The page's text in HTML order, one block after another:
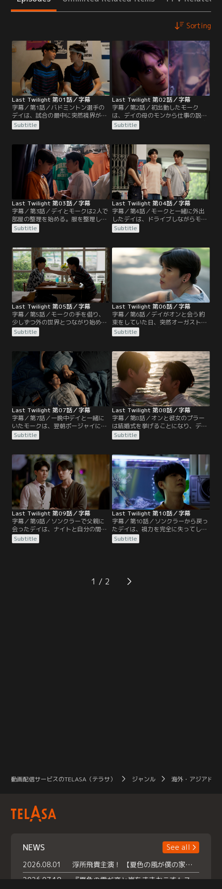
Sorting
Last Twilight 第01話／字幕
字幕／第1話／バドミントン選手の
デイは、試合の最中に突然視界が曇
り、試合を続行できなくなる。その
試合の配信を見ていた修理工のモー
る。やがて釈放されたモークは職探
しをするが、前科があるためうまく
いかない。そんなある日、エアコン
掃除のバイト中に求職面接の列に並
ぶ人たちを見かけて…。
Subtitle
Last Twilight 第02話／字幕
字幕／第2話／初出勤したモーク
は、デイの母のモンから仕事の説明
を受ける。あまりに単純な仕事内容
に拍子抜けするモーク。1階に下り
モークは、デイの部屋の中を見回
す。モークがそこで目にしたの
は…。デイの相談役として協会から
派遣されたオンは、デイの家の玄関
で偶然モークと鉢合わせる。
Subtitle
Last Twilight 第03話／字幕
字幕／第3話／デイとモークは2人で
部屋の整理を始める。服を整理して
いたところ、デイの懐かしい思い出
の品を発見する。デイの兄のナイト
れなかったことをモンに報告する。
モンはデイに大学に行って手続きす
るよう促すが…。モークの友達のポ
ージャイは、モークの前で彼氏のゲ
ンといちゃつく。
Subtitle
Last Twilight 第04話／字幕
字幕／第4話／モークと一緒に外出
したデイは、ドライブしながらモー
クの好きな曲を聴いて盛り上がる。
ポージャイの働く店に来たデイは、
ャイと話す。店を出たデイとモーク
は、店の入り口でデイの友達のジー
にばったり会う。デイが留学中だと
思っていたジーは、連絡をよこさな
くなったデイを責める。
Subtitle
Last Twilight 第05話／字幕
字幕／第5話／モークの手を借り、
少しずつ外の世界とつながり始めた
デイ。そんなデイにモークは久々に
SNSに何か投稿することを勧める。
する試合を見に来たデイとモーク。
モークは試合の様子をデイに実況し
て伝えようと張り切るが…。試合
後、ジーと話していたデイは背後か
ら誰かに名前を呼ばれる。
Subtitle
Last Twilight 第06話／字幕
字幕／第6話／デイがオンと会う約
束をしていた日、突然オーガストが
手土産を持ってデイの家を訪れる。
モークはオーガストを警戒する
にマラソンを走ることを勧める。オ
ンには最近付き合い始めた伴走者の
彼女もいるらしい。オーガストに伴
走してもらって走るデイをモークは
複雑な気分で見つめる。
Subtitle
Last Twilight 第07話／字幕
字幕／第7話／一晩中デイと一緒に
いたモークは、翌朝ポージャイに大
事な話があると切り出す。モークの
話を聞いたポージャイは…？デイが
ストについてジーから意外な話を聞
かされる。モークとの関係をジーに
相談したデイは、ジーから助言をも
らう。そしてデイは引き続きマラソ
ンの練習を続けることに。
Subtitle
Last Twilight 第08話／字幕
字幕／第8話／オンと彼女のプラー
は結婚式を挙げることになり、デイ
とモークを招待する。しかし会場は
遠くのソンクラーにあり、モンはデ
モークは何とかデイがソンクラーに
行けるよう頼んでみると言うが…。
果たしてデイとモークは、ご祝儀代
わりの本を持って、無事にソンクラ
ーにたどり着けるのか…。
Subtitle
Last Twilight 第09話／字幕
字幕／第9話／ソンクラーで父親に
会ったデイは、ナイトと自分の間に
起きた過去の出来事をモークに話
す。プラーの友達でホテルを経営す
の“ラスト・トワイライト”を見たか
と尋ねる。本の表紙の写真の山が実
Subtitle
Last Twilight 第10話／字幕
字幕／第10話／ソンクラーから戻っ
たデイは、視力を完全に失ってしま
っていた。モンはモークと2人きり
で話がしたいと言い、デイはナイト
モンに申し出る。そしてデイと離れ
離れになったモークは、姉のルンの
Subtitle
1
動画配信サービスのTELASA（テラサ） ジャンル 海外・アジアドラ
NEWS
See all
2026.08.01
浮所飛貴主演！ 【夏色の風が僕の家にやってきた】 本日よりテラサで独占配信スタート！
2026.07.18
『夏色の雲が恋と嵐をまきおこす』スペシャルメイキング 【Part1】2026年７月18日（土）23時30分～配信スタート！話題のシーンの裏側を大公開！豪華キャスト大集合！ 『武宮家 真夏の家族会議』開催！